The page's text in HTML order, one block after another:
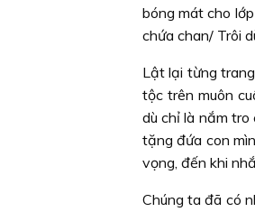
bóng mát cho
chứa chan/ Trôi
Lật lại từng
tộc trên muôn
dù chỉ là nắm tro
tặng đứa con
vọng, đến khi
Chúng ta đã có